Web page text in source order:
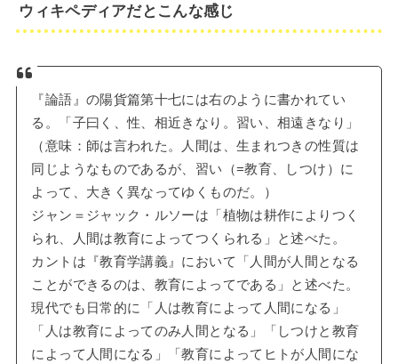
ウィキペディアだとこんな感じ
『論語』の陽貨篇第十七には右のように書かれてい
る。「子曰く、性、相近きなり。習い、相遠きなり」
（意味：師は言われた。人間は、生まれつきの性質は
同じようなものであるが、習い（=教育、しつけ）に
よって、大きく異なってゆくものだ。）
ジャン＝ジャック・ルソーは「植物は耕作によりつく
られ、人間は教育によってつくられる」と述べた。
カントは『教育学講義』において「人間が人間となる
ことができるのは、教育によってである」と述べた。
現代でも日常的に「人は教育によって人間になる」
「人は教育によってのみ人間となる」「しつけと教育
によって人間になる」「教育によってヒトが人間にな